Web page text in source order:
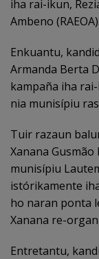
iha rai-ikun,
Ambeno (RAEOA).
Enkuantu,
Armanda Berta
kampaña iha
nia munisípiu
Tuir razaun
Xanana
munisípiu
istórikamente
ho naran ponta
Xanana re-
Entretantu,